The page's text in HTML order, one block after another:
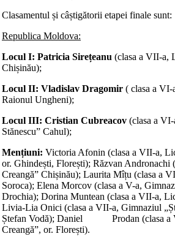
Clasamentul și câștigătorii etapei finale sunt:
Republica Moldova:
Locul I: Patricia Sirețeanu (clasa a VII-a,
Chișinău);
Locul II: Vladislav Dragomir ( clasa a
Raionul Ungheni);
Locul III: Cristian Cubreacov (clasa a
Stănescu” Cahul);
Mențiuni: Victoria Afonin (clasa a VII-a,
or. Ghindești, Florești); Răzvan Andronachi
Creangă” Chișinău); Laurita Mîțu (clasa a
Soroca); Elena Morcov (clasa a V-a,
Drochia); Dorina Muntean (clasa a VII-a,
Livia-Lia Onici (clasa a VII-a, Gimnaziul
Ștefan Vodă); Daniel Prodan (clasa a
Creangă”, or. Florești).